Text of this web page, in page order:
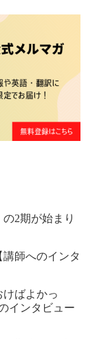
2期が始まり
師へのインタ
けばよかっ
インタビュー